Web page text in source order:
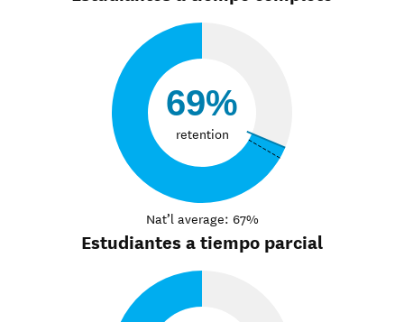
69%
retention
Nat’l average: 67%
Estudiantes a tiempo parcial